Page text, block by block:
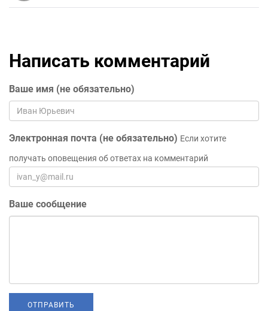
Написать комментарий
Ваше имя (не обязательно)
Электронная почта (не обязательно) Если хотите
получать оповещения об ответах на комментарий
Ваше сообщение